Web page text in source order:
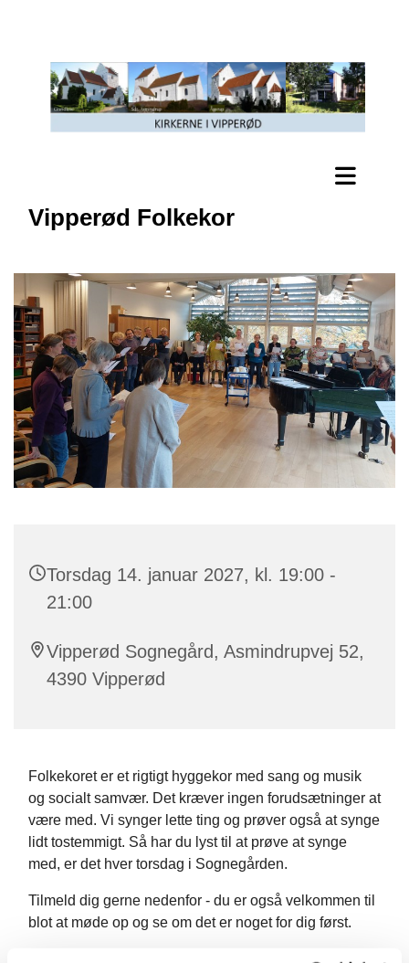
Vipperød Folkekor
Torsdag 14. januar 2027, kl. 19:00 -
21:00
Vipperød Sognegård, Asmindrupvej 52,
4390 Vipperød
Folkekoret er et rigtigt hyggekor med sang og musik
og socialt samvær. Det kræver ingen forudsætninger at
være med. Vi synger lette ting og prøver også at synge
lidt tostemmigt. Så har du lyst til at prøve at synge
med, er det hver torsdag i Sognegården.
Tilmeld dig gerne nedenfor - du er også velkommen til
blot at møde op og se om det er noget for dig først.